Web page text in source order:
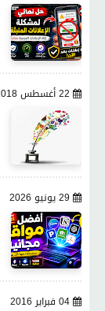
22 أغسطس 2018
29 يونيو 2026
04 فبراير 2016